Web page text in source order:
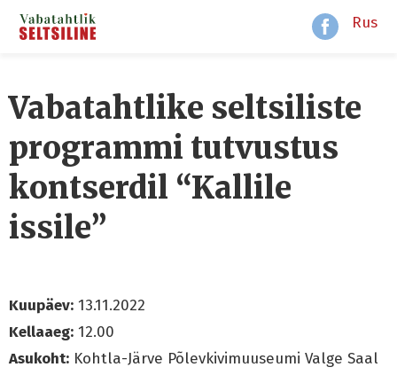
Rus
Vabatahtlike seltsiliste
programmi tutvustus
kontserdil “Kallile
issile”
Kuupäev: 13.11.2022
Kellaaeg: 12.00
Asukoht: Kohtla-Järve Põlevkivimuuseumi Valge Saal